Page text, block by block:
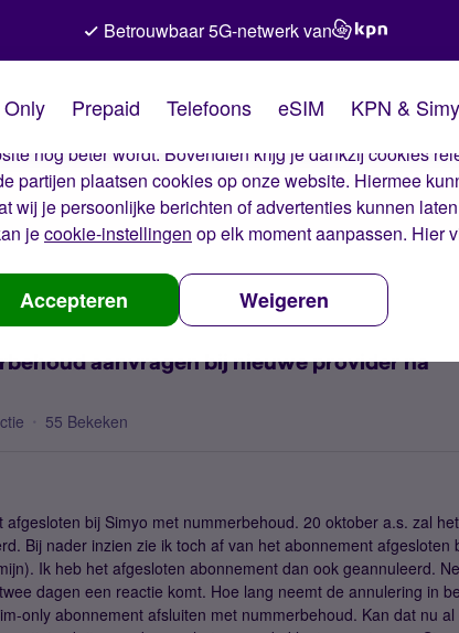
De cookies van Simyo
gebruiken cookies op onze website. Met deze cookies
nog beter wordt. Bovendien krijg je dankzij cookies
partijen plaatsen cookies op onze website. Hiermee
wij je persoonlijke berichten of advertenties kunnen
jecookie-instellingen op elk moment aanpassen. Hier
Accepteren Weigeren
Betrouwbaar 5G-netwerk van
Prepaid Telefoons eSIM KPN &
aanvragen bij nieuwe provider na
55 Bekeken
bij Simyo met nummerbehoud. 20 oktober a.s. zal het
Bij nader inzien zie ik toch af van het abonnement afgesloten
Ik heb het afgesloten abonnement dan ook geannuleerd.
dagen een reactie komt. Hoe lang neemt de annulering in
only abonnement afsluiten met nummerbehoud. Kan dat nu